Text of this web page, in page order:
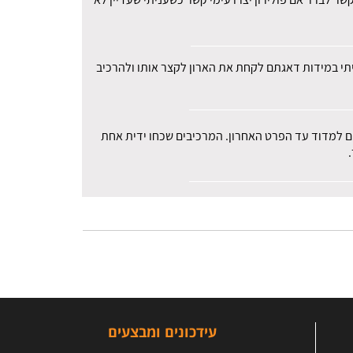
במידות דאגתם לקחת את הארון לקצר אותו ולהרכיב
למדוד עד הפרט האחרון. המרכיבים שכחו ידית אחת
עידכונים ומבצעים